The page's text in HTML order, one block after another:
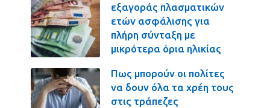
εξαγοράς πλασματικών
ετών ασφάλισης για
πλήρη σύνταξη με
μικρότερα όρια ηλικίας
Πως μπορούν οι πολίτες
να δουν όλα τα χρέη τους
στις τράπεζες